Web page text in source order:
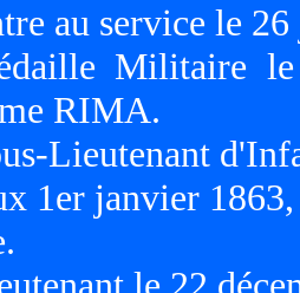
au service le
Militaire le
RIMA.
Lieutenant
1er janvier